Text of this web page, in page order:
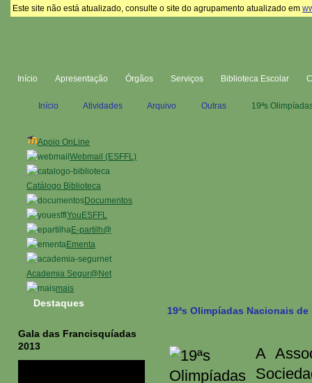
Este site não está atualizado, consulte o site do agrupamento atualizado em
Início Apresentação Órgãos Serviços Biblioteca Escolar
Apoio OnLine
Webmail (ESFFL)
Catálogo Biblioteca
Documentos
YouESFFL
E-partilh@
Ementa
Academia Segur@Net
mais
Início Atividades Arquivo Outras 19ªs
19ªs Olimpíadas Nacionais
A
Destaques
Gala das Francisquíadas
2013